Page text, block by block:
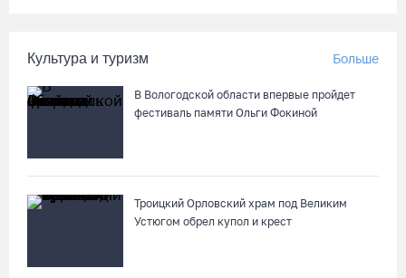
Культура и туризм Больше
В Вологодской области впервые пройдет
фестиваль памяти Ольги Фокиной
Троицкий Орловский храм под Великим
Устюгом обрел купол и крест